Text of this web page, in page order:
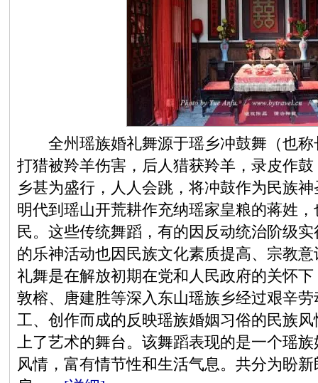
全州瑶族婚礼舞源于瑶乡冲鼓舞（也称
打猎被羚羊伤害，后人猎获羚羊，录皮作
乡甚为盛行，人人会跳，将冲鼓作为民族
明代到瑶山开荒耕作充纳瑶家皇粮的蒋姓
民。这些传统舞蹈，有的因反动统治阶级
的乐神活动也因民族文化素质提高、宗教
礼舞是在解放初期在党和人民政府的关怀
敦榕、唐建胜等深入东山瑶族乡经过艰辛
工、创作而成的反映瑶族婚姻习俗的民族
上了艺术的舞台。该舞蹈表现的是一个瑶
风情，富有情节性和生活气息。共分为盼